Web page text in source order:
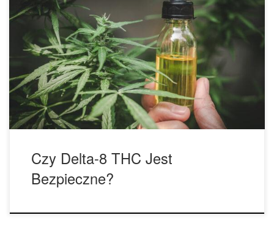
Produkty Delta-8 THC zyskały na popularności w zeszłym
roku, zwłaszcza w stanach, które nie zalegalizowały jeszcze
używania konopi przez osoby dorosłe. Status prawny delta-
8 nadal ewoluuje, ale konsumenci powinni zadać pytanie
przed rozważeniem legalności delta-8: Czy konsumpcja
delta-8-THC jest bezpieczna? Prawie wszystkie produkty
delta-8 THC są sprzedawane poza licencjonowanymi przez
[…]
Czy Delta-8 THC Jest
Bezpieczne?